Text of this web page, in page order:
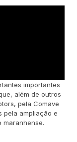
importantes
além de outros
pela Comave
pela ampliação e
maranhense.